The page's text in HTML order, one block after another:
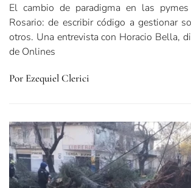
El cambio de paradigma en las
Rosario: de escribir código a gestionar
otros. Una entrevista con Horacio Bella,
de Onlines
Por Ezequiel Clerici